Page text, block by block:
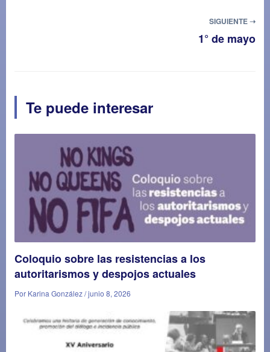
SIGUIENTE ➝
1° de mayo
Te puede interesar
Coloquio sobre las resistencias a los
autoritarismos y despojos actuales
Por Karina González / junio 8, 2026